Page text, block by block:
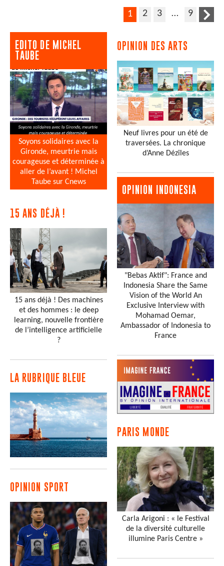
1 2 3 … 9
EDITO DE MICHEL
TAUBE
Soyons solidaires avec la
Gironde, meurtrie mais
courageuse et déterminée à
aller de l’avant ! Michel
Taube sur Cnews
15 ANS DÉJÀ !
15 ans déjà ! Des machines
et des hommes : le deep
learning, nouvelle frontière
de l’intelligence artificielle
?
LA RUBRIQUE BLEUE
OPINION SPORT
OPINION DES ARTS
Neuf livres pour un été de
traversées. La chronique
d’Anne Dézîles
OPINION INDONESIA
"Bebas Aktif": France and
Indonesia Share the Same
Vision of the World An
Exclusive Interview with
Mohamad Oemar,
Ambassador of Indonesia to
France
PARIS MONDE
Carla Arigoni : « le Festival
de la diversité culturelle
illumine Paris Centre »